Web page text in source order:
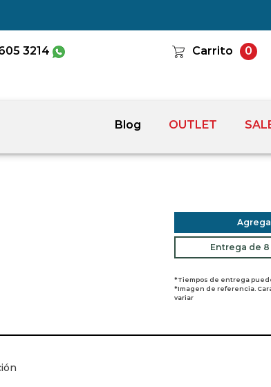
3214 Carrito 0
Blog OUTLET
Entrega de 8
*Tiempos de entrega
*Imagen de referencia.
variar